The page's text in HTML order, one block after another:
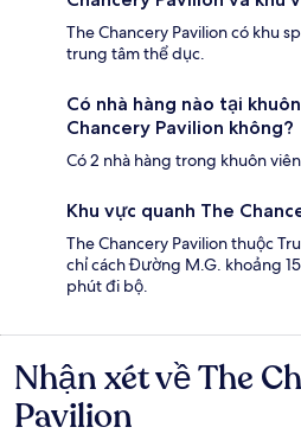
The Chancery Pavilion có khu
trung tâm thể dục.
Có nhà hàng nào tại
Chancery Pavilion không?
Có 2 nhà hàng trong khuôn
Khu vực quanh The
The Chancery Pavilion thuộc
chỉ cách Đường M.G. khoảng
phút đi bộ.
Nhận
xét
Nhận xét về The
Pavilion